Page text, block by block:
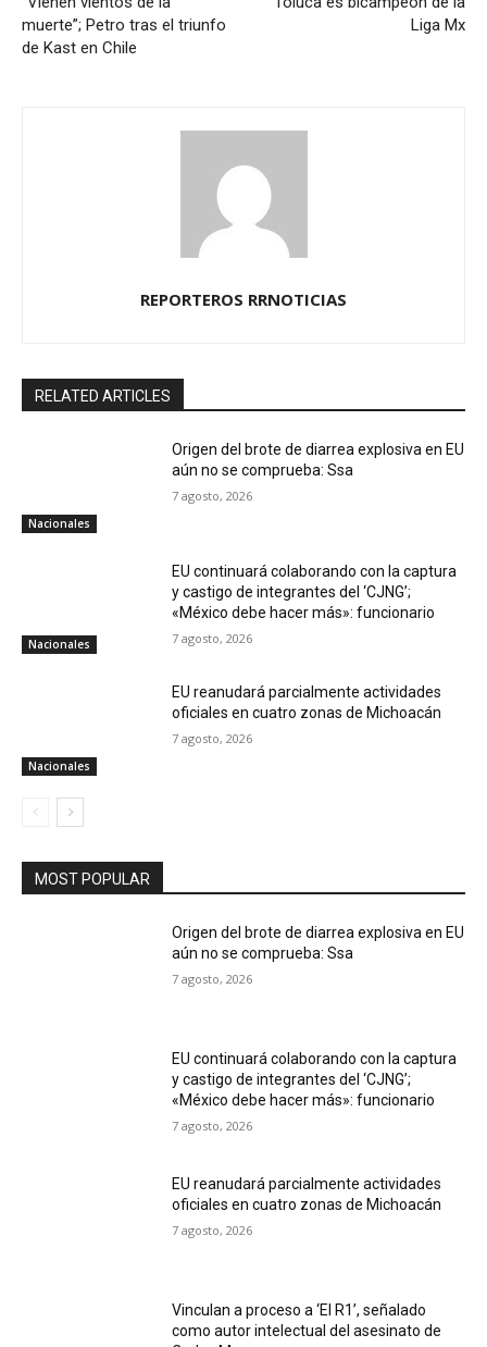
muerte”; Petro tras el triunfo
de Kast en Chile
Liga Mx
REPORTEROS RRNOTICIAS
RELATED ARTICLES
Nacionales
Origen del brote de diarrea explosiva en EU
aún no se comprueba: Ssa
7 agosto, 2026
Nacionales
EU continuará colaborando con la captura
y castigo de integrantes del ‘CJNG’;
«México debe hacer más»: funcionario
7 agosto, 2026
Nacionales
EU reanudará parcialmente actividades
oficiales en cuatro zonas de Michoacán
7 agosto, 2026
MOST POPULAR
Origen del brote de diarrea explosiva en EU
aún no se comprueba: Ssa
7 agosto, 2026
EU continuará colaborando con la captura
y castigo de integrantes del ‘CJNG’;
«México debe hacer más»: funcionario
7 agosto, 2026
EU reanudará parcialmente actividades
oficiales en cuatro zonas de Michoacán
7 agosto, 2026
Vinculan a proceso a ‘El R1’, señalado
como autor intelectual del asesinato de